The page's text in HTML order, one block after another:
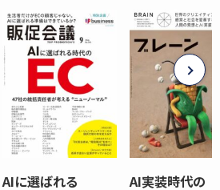
AIに選ばれる
AI実装時代の